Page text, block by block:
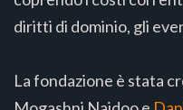
diritti di dominio, gli
La fondazione è stata